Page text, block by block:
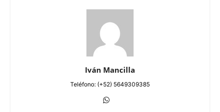
Iván Mancilla
Teléfono: (+52) 5649309385